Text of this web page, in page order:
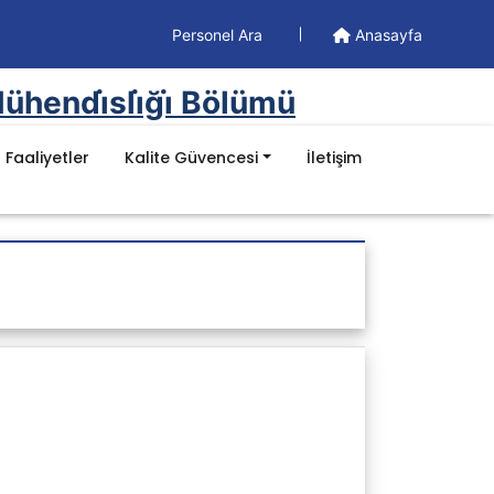
Personel Ara Anasayfa
Bölümü
Faaliyetler Kalite Güvencesi
İş Akışları
Prosedürler
İletişim